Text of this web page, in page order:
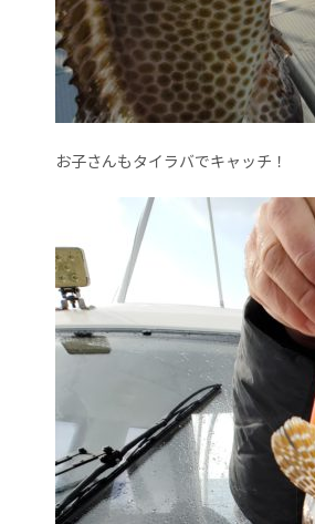
お子さんもタイラバでキャッチ！